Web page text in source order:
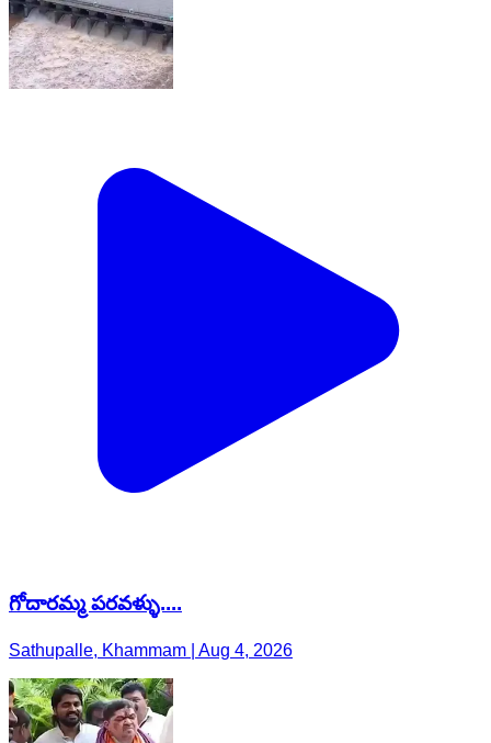
గోదారమ్మ పరవళ్ళు....
Sathupalle, Khammam | Aug 4, 2026